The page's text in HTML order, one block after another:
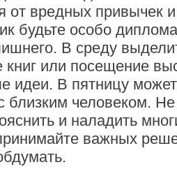
от вредных привычек
будьте особо
В среду
книг или посещение
идеи. В пятницу
близким человеком. Не
и наладить
важных